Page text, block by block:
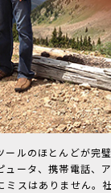
ールのほとんどが完
ータ、携帯電話、ア
ミスはありません。